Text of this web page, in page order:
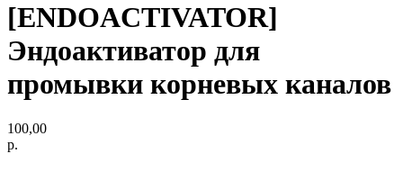
[ENDOACTIVATOR]
Эндоактиватор для
промывки корневых каналов
100,00
р.